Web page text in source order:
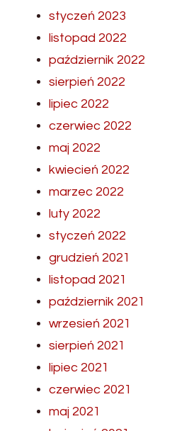
styczeń 2023
listopad 2022
październik 2022
sierpień 2022
lipiec 2022
czerwiec 2022
maj 2022
kwiecień 2022
marzec 2022
luty 2022
styczeń 2022
grudzień 2021
listopad 2021
październik 2021
wrzesień 2021
sierpień 2021
lipiec 2021
czerwiec 2021
maj 2021